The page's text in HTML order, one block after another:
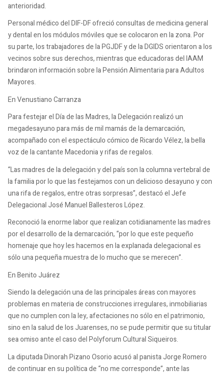
anterioridad.
Personal médico del DIF-DF ofreció consultas de medicina general
y dental en los módulos móviles que se colocaron en la zona. Por
su parte, los trabajadores de la PGJDF y de la DGIDS orientaron a los
vecinos sobre sus derechos, mientras que educadoras del IAAM
brindaron información sobre la Pensión Alimentaria para Adultos
Mayores.
En Venustiano Carranza
Para festejar el Día de las Madres, la Delegación realizó un
megadesayuno para más de mil mamás de la demarcación,
acompañado con el espectáculo cómico de Ricardo Vélez, la bella
voz de la cantante Macedonia y rifas de regalos.
“Las madres de la delegación y del país son la columna vertebral de
la familia por lo que las festejamos con un delicioso desayuno y con
una rifa de regalos, entre otras sorpresas”, destacó el Jefe
Delegacional José Manuel Ballesteros López.
Reconoció la enorme labor que realizan cotidianamente las madres
por el desarrollo de la demarcación, “por lo que este pequeño
homenaje que hoy les hacemos en la explanada delegacional es
sólo una pequeña muestra de lo mucho que se merecen”.
En Benito Juárez
Siendo la delegación una de las principales áreas con mayores
problemas en materia de construcciones irregulares, inmobiliarias
que no cumplen con la ley, afectaciones no sólo en el patrimonio,
sino en la salud de los Juarenses, no se pude permitir que su titular
sea omiso ante el caso del Polyforum Cultural Siqueiros.
La diputada Dinorah Pizano Osorio acusó al panista Jorge Romero
de continuar en su política de “no me corresponde”, ante las